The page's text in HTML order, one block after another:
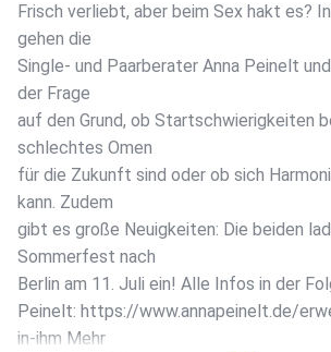
Frisch verliebt, aber beim Sex hakt es?
gehen die
Single- und Paarberater Anna Peinelt
der Frage
auf den Grund, ob Startschwierigkeiten
schlechtes Omen
für die Zukunft sind oder ob sich
kann. Zudem
gibt es große Neuigkeiten: Die beiden
Sommerfest nach
Berlin am 11. Juli ein! Alle Infos in der
Peinelt: https://www.annapeinelt.de/
in-ihm Mehr